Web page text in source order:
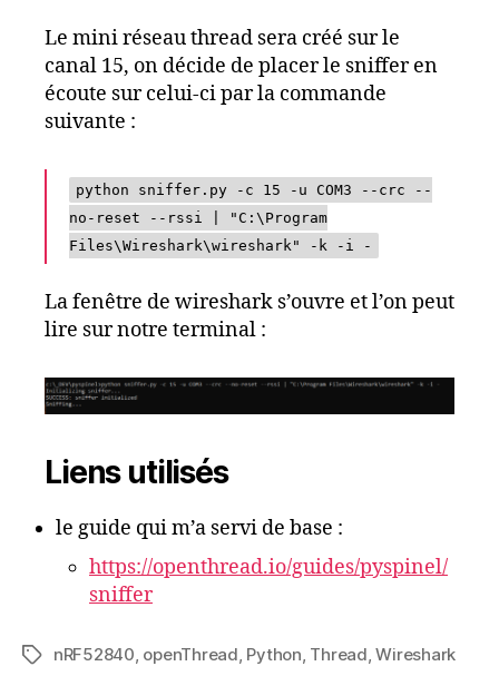
Le mini réseau thread sera créé sur le
canal 15, on décide de placer le sniffer en
écoute sur celui-ci par la commande
suivante :
python sniffer.py -c 15 -u COM3 --crc --
no-reset --rssi | "C:\Program
Files\Wireshark\wireshark" -k -i -
La fenêtre de wireshark s’ouvre et l’on peut
lire sur notre terminal :
Liens utilisés
le guide qui m’a servi de base :
https://openthread.io/guides/pyspinel/
sniffer
Étiquettes
nRF52840, openThread, Python, Thread,Wireshark